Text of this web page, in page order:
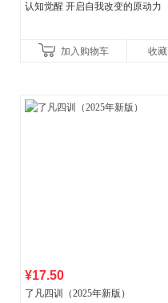
认知觉醒 开启自我改变的原动力
加入购物车 收藏
¥17.50
了凡四训（2025年新版）